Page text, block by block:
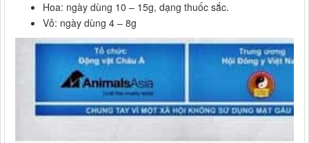
Hoa: ngày dùng 10 – 15g, dạng thuốc sắc.
Vỏ: ngày dùng 4 – 8g